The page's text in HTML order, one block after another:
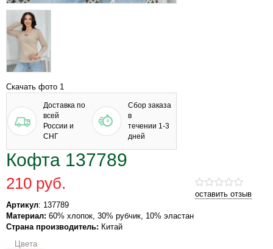
Скачать фото 1
Доставка по
всей
России и
СНГ
Сбор заказа
в
течении 1-3
дней
Кофта 137789
оставить отзыв
210 руб.
Артикул: 137789
Материал: 60% хлопок, 30% рубчик, 10% эластан
Страна производитель: Китай
Цвета